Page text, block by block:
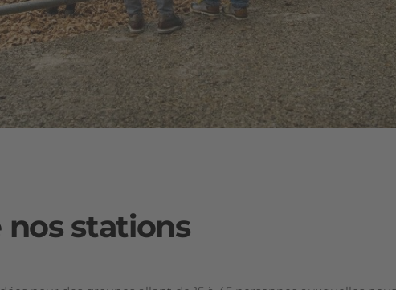
nos stations